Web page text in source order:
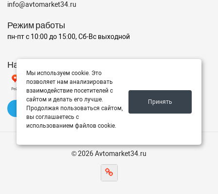
info@avtomarket34.ru
Режим работы
пн-пт с 10:00 до 15:00, Сб-Вс выходной
Наш рейтинг на Яндексе
✍️ Оставить отзыв
© 2026 Avtomarket34.ru
Мы используем cookie. Это
позволяет нам анализировать
взаимодействие посетителей с
сайтом и делать его лучше.
Продолжая пользоваться сайтом,
вы соглашаетесь с
использованием файлов cookie.
Принять